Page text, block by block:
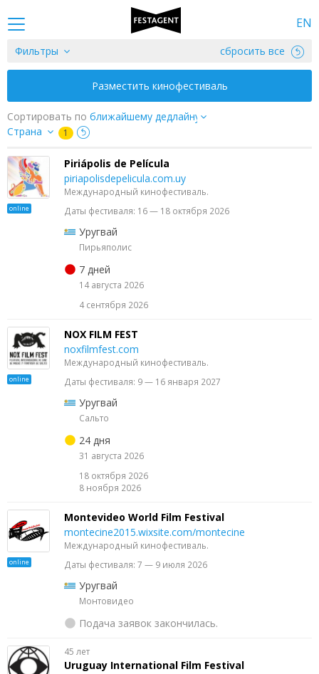
EN
Фильтры сбросить все
Разместить кинофестиваль
Сортировать по
Страна
1
online
Piriápolis de Película
piriapolisdepelicula.com.uy
Международный кинофестиваль.
Даты фестиваля: 16 — 18 октября 2026
Уругвай
Пирьяполис
7 дней
14 августа 2026
4 сентября 2026
online
NOX FILM FEST
noxfilmfest.com
Международный кинофестиваль.
Даты фестиваля: 9 — 16 января 2027
Уругвай
Сальто
24 дня
31 августа 2026
18 октября 2026
8 ноября 2026
online
Montevideo World Film Festival
montecine2015.wixsite.com/montecine
Международный кинофестиваль.
Даты фестиваля: 7 — 9 июля 2026
Уругвай
Монтовидео
Подача заявок закончилась.
45 лет
Uruguay International Film Festival